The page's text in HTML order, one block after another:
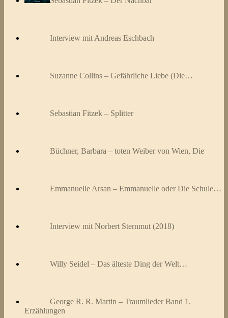
Interview mit Andreas Eschbach
Suzanne Collins – Gefährliche Liebe (Die…
Sebastian Fitzek – Splitter
Büchner, Barbara – toten Weiber von Wien, Die
Emmanuelle Arsan – Emmanuelle oder Die Schule…
Interview mit Norbert Sternmut (2018)
Willy Seidel – Das älteste Ding der Welt…
George R. R. Martin – Traumlieder Band 1.
Erzählungen